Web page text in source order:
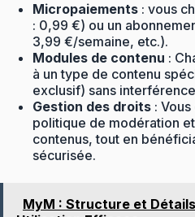
Micropaiements : vous
: 0,99 €) ou un
3,99 €/semaine, etc.).
Modules de contenu :
à un type de contenu
exclusif) sans
Gestion des droits :
politique de modération
contenus, tout en
sécurisée.
MyM : Structure et